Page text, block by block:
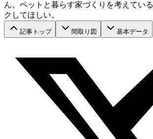
ん。ペットと暮らす家づくりを考えてい
クしてほしい。
記事トップ 間取り図 基本データ